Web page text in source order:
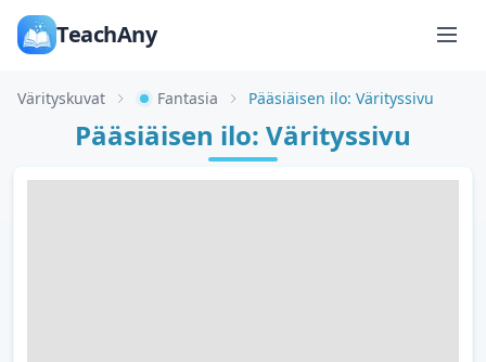
TeachAny
Värityskuvat Fantasia Pääsiäisen ilo: Värityssivu
Pääsiäisen ilo: Värityssivu